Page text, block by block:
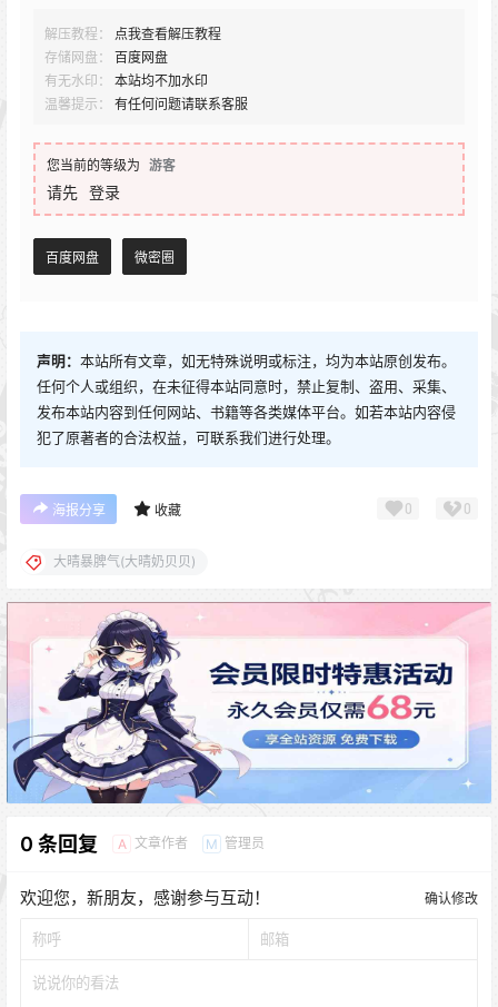
解压教程：
点我查看解压教程
存储网盘：
百度网盘
有无水印：
本站均不加水印
温馨提示：
有任何问题请联系客服
您当前的等级为 游客
请先 登录
百度网盘 微密圈
声明： 本站所有文章，如无特殊说明或标注，均为本站原创发布。
任何个人或组织，在未征得本站同意时，禁止复制、盗用、采集、
发布本站内容到任何网站、书籍等各类媒体平台。如若本站内容侵
犯了原著者的合法权益，可联系我们进行处理。
海报分享 收藏 0 0
大晴暴脾气(大晴奶贝贝)
0 条回复 A 文章作者 M 管理员
欢迎您，新朋友，感谢参与互动！ 确认修改